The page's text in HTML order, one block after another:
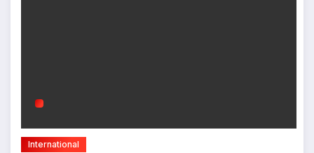
International